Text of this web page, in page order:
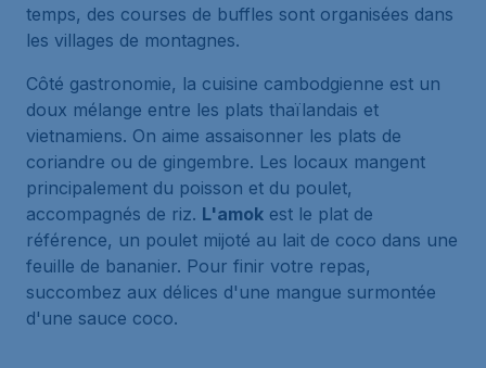
temps, des courses de buffles sont organisées dans
les villages de montagnes.
Côté gastronomie, la cuisine cambodgienne est un
doux mélange entre les plats thaïlandais et
vietnamiens. On aime assaisonner les plats de
coriandre ou de gingembre. Les locaux mangent
principalement du poisson et du poulet,
accompagnés de riz. L'amok est le plat de
référence, un poulet mijoté au lait de coco dans une
feuille de bananier. Pour finir votre repas,
succombez aux délices d'une mangue surmontée
d'une sauce coco.